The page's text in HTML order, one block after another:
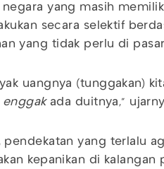
yang masih
secara selektif
yang tidak perlu di
uangnya (tunggakan)
enggakada duitnya,"
pendekatan yang terlalu
kepanikan di kalangan